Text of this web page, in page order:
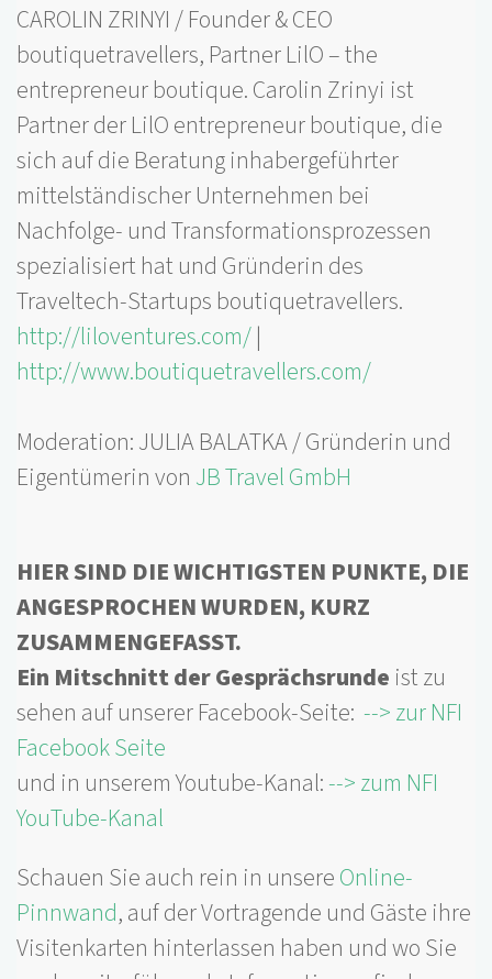
CAROLIN ZRINYI / Founder & CEO
boutiquetravellers, Partner LilO – the
entrepreneur boutique. Carolin Zrinyi ist
Partner der LilO entrepreneur boutique, die
sich auf die Beratung inhabergeführter
mittelständischer Unternehmen bei
Nachfolge- und Transformationsprozessen
spezialisiert hat und Gründerin des
Traveltech-Startups boutiquetravellers.
http://liloventures.com/|
http://www.boutiquetravellers.com/
Moderation: JULIA BALATKA / Gründerin und
Eigentümerin von JB Travel GmbH
HIER SIND DIE WICHTIGSTEN PUNKTE, DIE
ANGESPROCHEN WURDEN, KURZ
ZUSAMMENGEFASST.
Ein Mitschnitt der Gesprächsrunde ist zu
sehen auf unserer Facebook-Seite: --> zur NFI
Facebook Seite
und in unserem Youtube-Kanal:--> zum NFI
YouTube-Kanal
Schauen Sie auch rein in unsereOnline-
Pinnwand, auf der Vortragende und Gäste ihre
Visitenkarten hinterlassen haben und wo Sie